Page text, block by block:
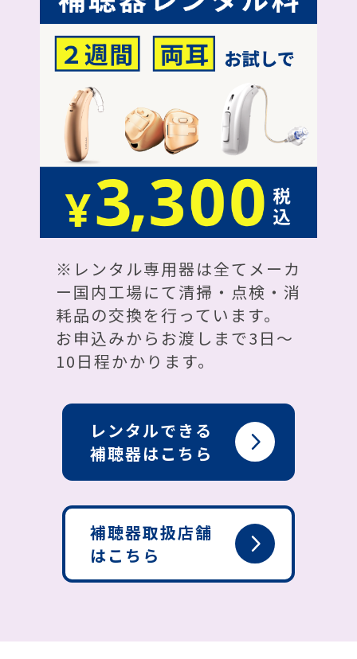
※レンタル専用器は全てメーカ
ー国内工場にて清掃・点検・消
耗品の交換を行っています。
お申込みからお渡しまで3日～
10日程かかります。
レンタルできる
補聴器はこちら
補聴器取扱店舗
はこちら